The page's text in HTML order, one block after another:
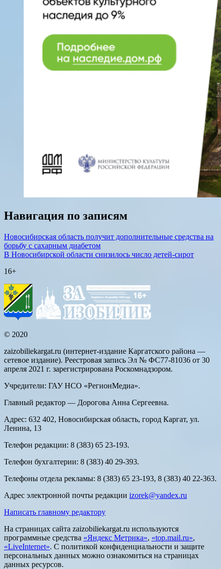
Навигация по записям
Новосибирская область получит дополнительные средства на
борьбу с сахарным диабетом
В Новосибирской области снизилось число детей-сирот
16+
© 2020
zaizobiliekargat.ru (интернет-издание Каргатского района —
сетевое издание). Реестровая запись Эл № ФС77-81036 от 30
апреля 2021 г. зарегистрирована Роскомнадзором.
Учредители: ГАУ НСО «РегионМедиа».
Главный редактор — Дорогова Анна Сергеевна.
Адрес: 632 402, Новосибирская область, город Каргат, ул.
Ленина, 13
Телефон редакции: 8 (383) 65 23-193.
Телефон бухгалтерии: 8 (383) 40 29-393.
Телефоны отдела рекламы: 8 (383) 65 23-193, 8 (383) 40 22-363.
Адрес электронной почты редакции izorek@yandex.ru
Написать главному редактору
На страницах сайта zaizobiliekargat.ru используются
программные средства «Яндекс Метрика», «top.mail.ru»,
«LiveInternet». С политикой конфиденциальности и защите
персональных данных можно ознакомиться на страницах
данных ресурсов.